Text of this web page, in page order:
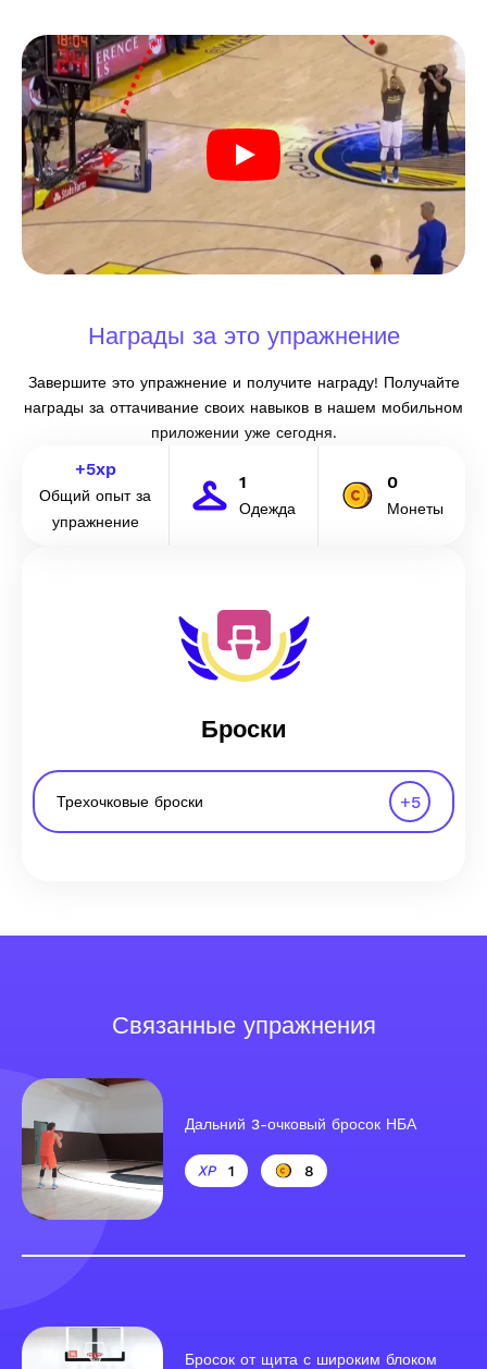
Награды за это упражнение
Завершите это упражнение и получите награду! Получайте
награды за оттачивание своих навыков в нашем мобильном
приложении уже сегодня.
+5xp
Общий опыт за
упражнение
1
Одежда
0
Монеты
Броски
Трехочковые броски +5
Связанные упражнения
Дальний 3-очковый бросок НБА
1 8
Бросок от щита с широким блоком